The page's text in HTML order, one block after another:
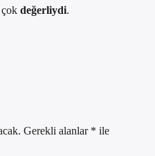
çok değerliydi.
Gerekli alanlar * ile